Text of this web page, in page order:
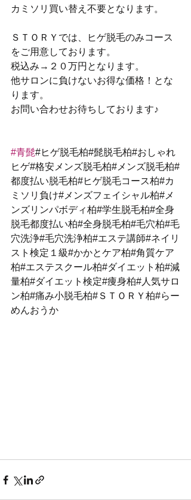
カミソリ買い替え不要となります。
ＳＴＯＲＹでは、ヒゲ脱毛のみコース
をご用意しております。
税込み→２０万円となります。
他サロンに負けないお得な価格！とな
ります。
お問い合わせお待ちしております♪
#青髭#ヒゲ脱毛柏#髭脱毛柏#おしゃれ
ヒゲ#格安メンズ脱毛柏#メンズ脱毛柏#
都度払い脱毛柏#ヒゲ脱毛コース柏#カ
ミソリ負け#メンズフェイシャル柏#メ
ンズリンパボディ柏#学生脱毛柏#全身
脱毛都度払い柏#全身脱毛柏#毛穴柏#毛
穴洗浄#毛穴洗浄柏#エステ講師#ネイリ
スト検定１級#かかとケア柏#角質ケア
柏#エステスクール柏#ダイエット柏#減
量柏#ダイエット検定#痩身柏#人気サロ
ン柏#痛み小脱毛柏#ＳＴＯＲＹ柏#らー
めんおうか